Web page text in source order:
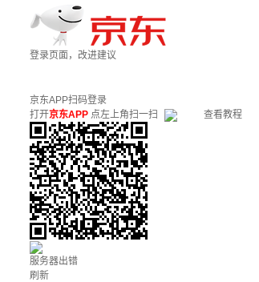
登录页面，改进建议
京东APP扫码登录
打开京东APP 点左上角扫一扫 查看教程
服务器出错
刷新